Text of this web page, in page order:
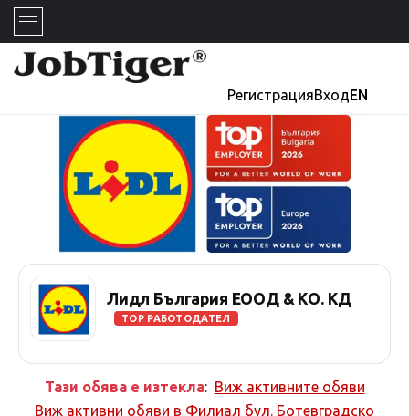
РегистрацияВходEN
Лидл България ЕООД & КО. КД
TOP РАБОТОДАТЕЛ
Тази обява е изтекла: Виж активните обяви
Виж активни обяви в Филиал бул. Ботевградско